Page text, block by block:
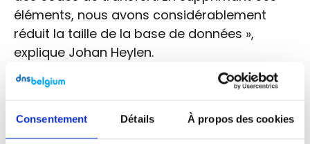
Consentement Détails À propos des cookies
éléments, nous avons considérablement
réduit la taille de la base de données »,
explique Johan Heylen.
Autre évolution importante : l’automatisation
accrue de la gestion de la base de données.
« Une grande partie de cette automatisation
existait déjà, notamment depuis notre